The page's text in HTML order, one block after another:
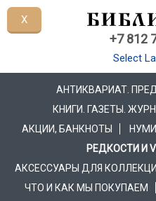
+7 812
Select
АНТИКВАРИАТ.
КНИГИ. ГАЗЕТЫ.
АКЦИИ, БАНКНОТЫ
РЕДКОСТИ И
АКСЕССУАРЫ ДЛЯ
ЧТО И КАК МЫ ПОКУПАЕМ
X